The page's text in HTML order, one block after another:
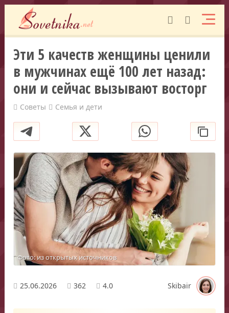
Эти 5 качеств женщины ценили
в мужчинах ещё 100 лет назад:
они и сейчас вызывают восторг
Советы Семья и дети
Фото: из открытых источников
25.06.2026 362 4.0 Skibair